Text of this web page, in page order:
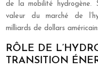
de la mobilité hydrogène.
valeur du marché de
milliards de dollars
RÔLE DE
TRANSITION